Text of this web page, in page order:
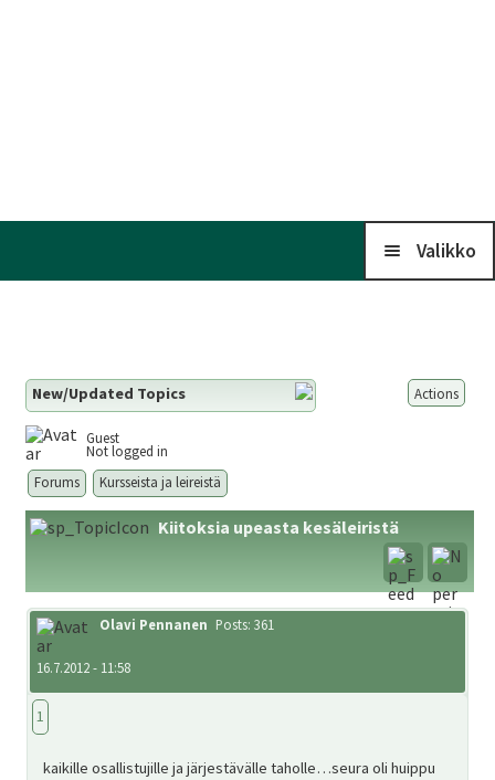
Valikko
Kalenteri
Liitto
Materiaali
Forum
Actions
New/Updated Topics
Guest
Not logged in
Forums
Kursseista ja leireistä
Kiitoksia upeasta kesäleiristä
Olavi Pennanen Posts: 361
16.7.2012 - 11:58
1
kaikille osallistujille ja järjestävälle taholle…seura oli huippu